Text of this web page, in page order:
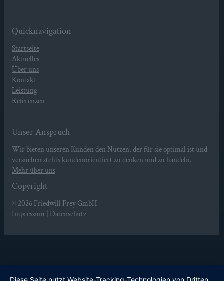
Quicknavigation
Startseite
Aktuelles
Über uns
Kontakt
Leistung
Referenzen
Unser Anspruch
Wir bieten unseren Kunden den Nutzen, der für sie optimal ist und
versuchen stehts kundenorientiert zu denken und zu handeln.
Mehr über uns
Copyright
© 2026 Friedwill Frey GmbH
Impressum
Datenschutz